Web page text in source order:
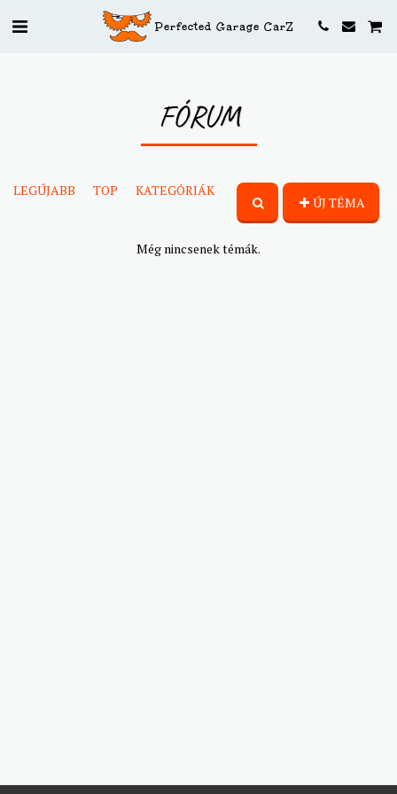
Perfected Garage CarZ
FÓRUM
LEGÚJABB TOP KATEGÓRIÁK
ÚJ TÉMA
Még nincsenek témák.